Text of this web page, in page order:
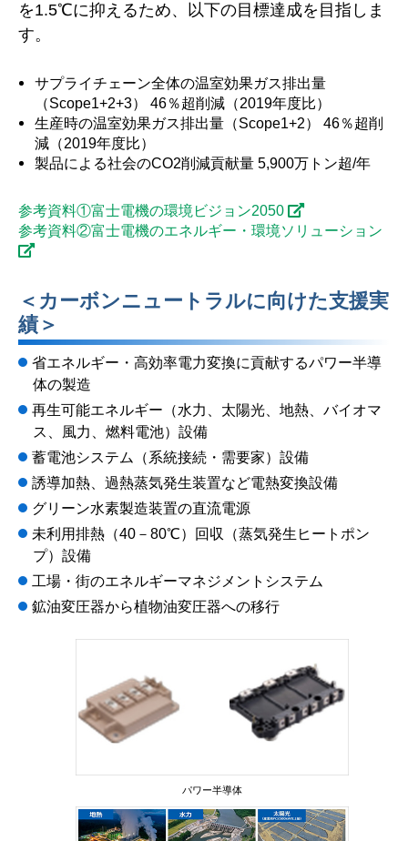
を1.5℃に抑えるため、以下の目標達成を目指しま
す。
サプライチェーン全体の温室効果ガス排出量
（Scope1+2+3） 46％超削減（2019年度比）
生産時の温室効果ガス排出量（Scope1+2） 46％超削
減（2019年度比）
製品による社会のCO2削減貢献量 5,900万トン超/年
参考資料①富士電機の環境ビジョン2050
参考資料②富士電機のエネルギー・環境ソリューション
＜カーボンニュートラルに向けた支援実
績＞
省エネルギー・高効率電力変換に貢献するパワー半導
体の製造
再生可能エネルギー（水力、太陽光、地熱、バイオマ
ス、風力、燃料電池）設備
蓄電池システム（系統接続・需要家）設備
誘導加熱、過熱蒸気発生装置など電熱変換設備
グリーン水素製造装置の直流電源
未利用排熱（40－80℃）回収（蒸気発生ヒートポン
プ）設備
工場・街のエネルギーマネジメントシステム
鉱油変圧器から植物油変圧器への移行
パワー半導体